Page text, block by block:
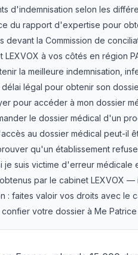
d'indemnisation selon les
du rapport d'expertise pour
devant la Commission de
LEXVOX à vos côtés en région
la meilleure indemnisation,
légal pour obtenir son
pour accéder à mon dossier
le dossier médical d'un
au dossier médical peut-il
qu'un établissement
je suis victime d'erreur médicale
par le cabinet LEXVOX
: faites valoir vos droits avec le
votre dossier à Me